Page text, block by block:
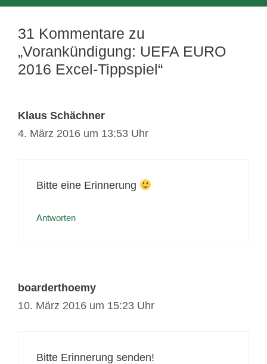
31 Kommentare zu
„Vorankündigung: UEFA EURO
2016 Excel-Tippspiel“
Klaus Schächner
4. März 2016 um 13:53 Uhr
Bitte eine Erinnerung
Antworten
boarderthoemy
10. März 2016 um 15:23 Uhr
Bitte Erinnerung senden!